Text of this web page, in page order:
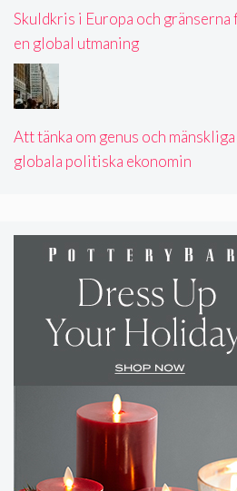
Skuldkris i Europa och
en global utmaning
Att tänka om genus och
globala politiska ekonomin